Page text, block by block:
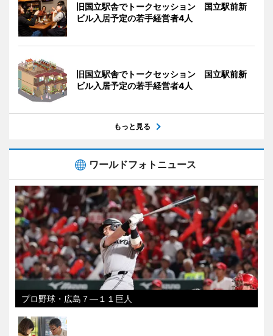
旧国立駅舎でトークセッション 国立駅前新
ビル入居予定の若手経営者4人
旧国立駅舎でトークセッション 国立駅前新
ビル入居予定の若手経営者4人
もっと見る
ワールドフォトニュース
プロ野球・広島７―１１巨人